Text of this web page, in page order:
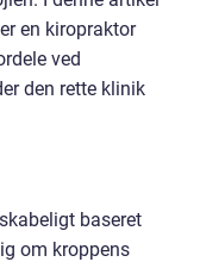
en kiropraktor
ved
den rette klinik
baseret
om kroppens